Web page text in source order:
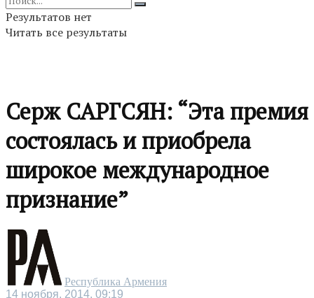
Результатов нет
Читать все результаты
Серж САРГСЯН: “Эта премия
состоялась и приобрела
широкое международное
признание”
Республика Армения
14 ноября, 2014, 09:19